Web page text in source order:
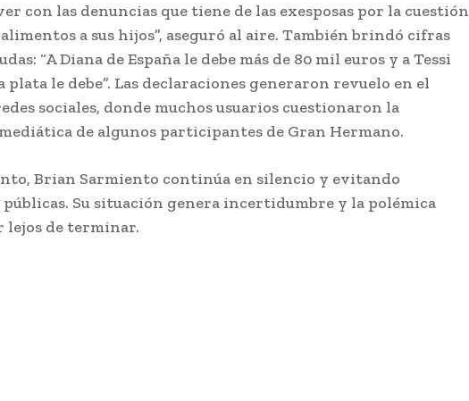
con las denuncias que tiene de las exesposas por la cuestión
a sus hijos”, aseguró al aire. También brindó cifras
“A Diana de España le debe más de 80 mil euros y a Tessi
plata le debe”. Las declaraciones generaron revuelo en el
sociales, donde muchos usuarios cuestionaron la
de algunos participantes de Gran Hermano.
Brian Sarmiento continúa en silencio y evitando
Su situación genera incertidumbre y la polémica
lejos de terminar.